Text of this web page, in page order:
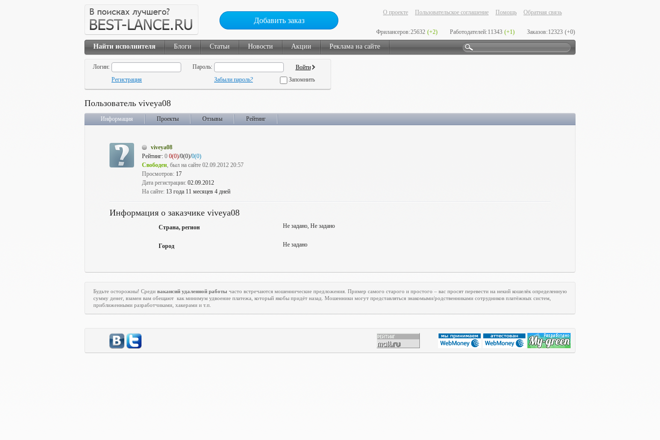
Добавить заказ
О проекте Пользовательское соглашение Помощь Обратная связь
Фрилансеров:25632 (+2) Работодателей:11343 (+1) Заказов:12323 (+0)
Найти исполнителя Блоги Статьи Новости Акции Реклама на сайте
Логин:
Пароль:
Регистрация
Забыли пароль? Запомнить
Пользователь viveya08
Информация Проекты Отзывы Рейтинг
viveya08
Рейтинг: 0 0(0)/0(0)/0(0)
Свободен, был на сайте 02.09.2012 20:57
Просмотров: 17
Дата регистрации: 02.09.2012
На сайте: 13 года 11 месяцев 4 дней
Информация о заказчике viveya08
Страна, регион Не задано, Не задано
Город Не задано
Будьте осторожны! Среди вакансий удаленной работы часто встречаются мошеннические предложения. Пример самого старого и простого – вас просят перевести на некий кошелёк определенную
сумму денег, взамен вам обещают как минимум удвоение платежа, который якобы придёт назад. Мошенники могут представляться знакомыми/родственниками сотрудников платёжных систем,
приближенными разработчиками, хакерами и т.п.